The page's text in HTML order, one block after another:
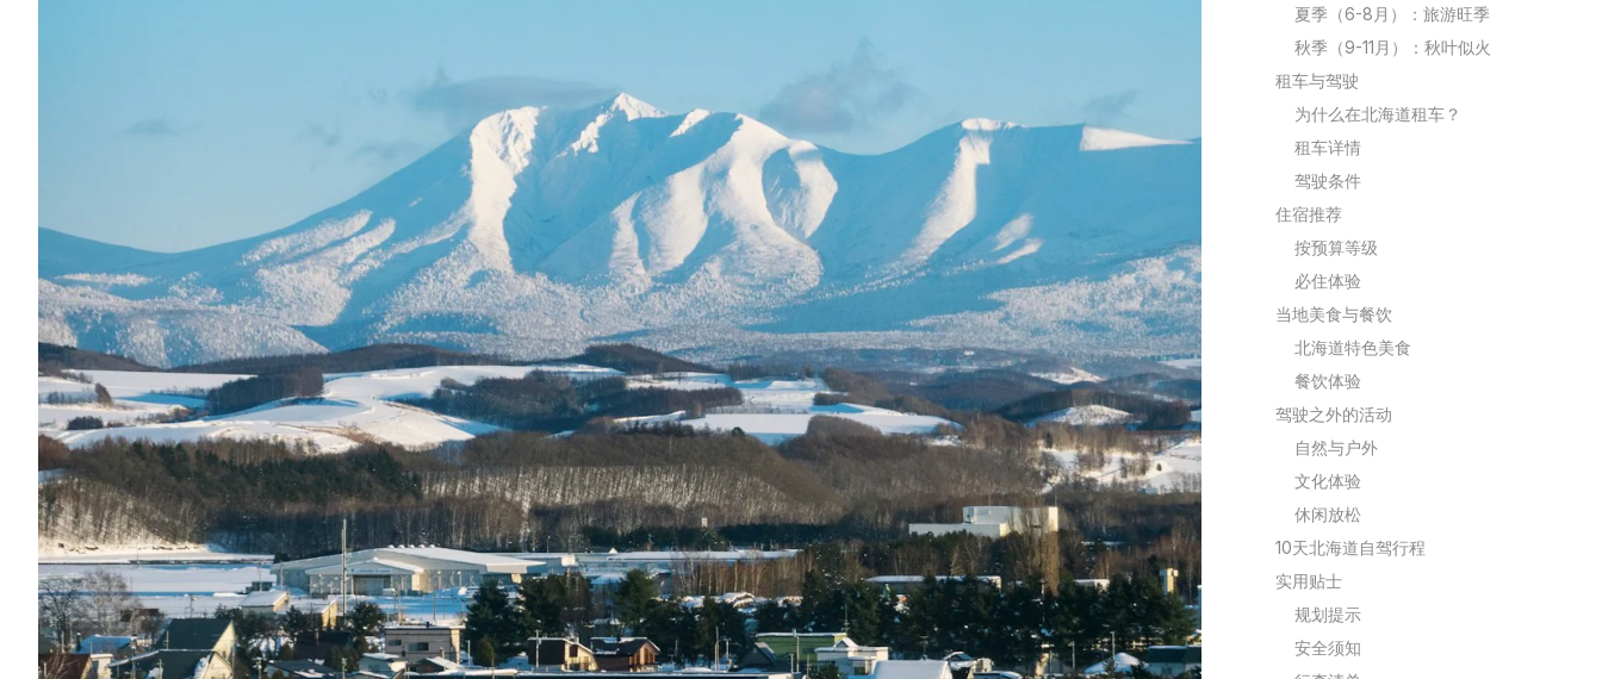
夏季（6-8月）：旅游旺季
秋季（9-11月）：秋叶似火
租车与驾驶
为什么在北海道租车？
租车详情
驾驶条件
住宿推荐
按预算等级
必住体验
当地美食与餐饮
北海道特色美食
餐饮体验
驾驶之外的活动
自然与户外
文化体验
休闲放松
10天北海道自驾行程
实用贴士
规划提示
安全须知